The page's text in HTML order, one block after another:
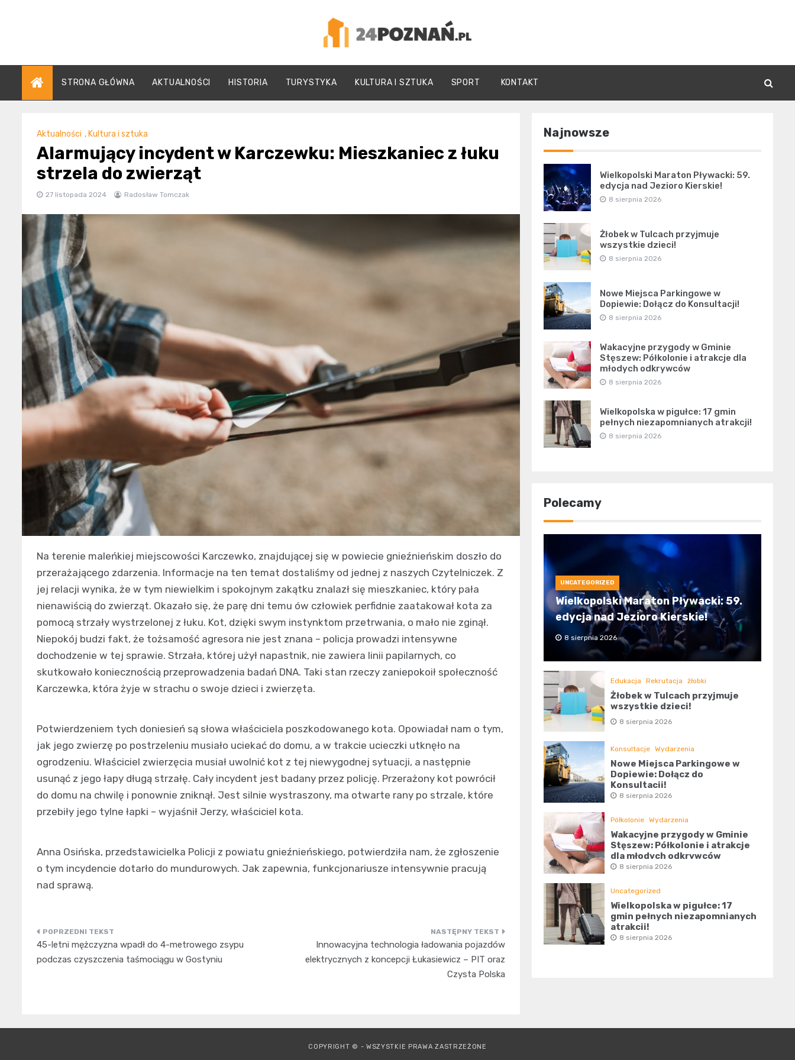
24Poznań.pl
STRONA GŁÓWNA AKTUALNOŚCI HISTORIA TURYSTYKA KULTURA I SZTUKA SPORT KONTAKT
Aktualności , Kultura i sztuka
Alarmujący incydent w Karczewku: Mieszkaniec z łuku
strzela do zwierząt
27 listopada 2024 Radosław Tomczak
Na terenie maleńkiej miejscowości Karczewko, znajdującej się w powiecie gnieźnieńskim doszło do
przerażającego zdarzenia. Informacje na ten temat dostaliśmy od jednej z naszych Czytelniczek. Z
jej relacji wynika, że w tym niewielkim i spokojnym zakątku znalazł się mieszkaniec, który pała
nienawiścią do zwierząt. Okazało się, że parę dni temu ów człowiek perfidnie zaatakował kota za
pomocą strzały wystrzelonej z łuku. Kot, dzięki swym instynktom przetrwania, o mało nie zginął.
Niepokój budzi fakt, że tożsamość agresora nie jest znana – policja prowadzi intensywne
dochodzenie w tej sprawie. Strzała, której użył napastnik, nie zawiera linii papilarnych, co
skutkowało koniecznością przeprowadzenia badań DNA. Taki stan rzeczy zaniepokoił społeczność
Karczewka, która żyje w strachu o swoje dzieci i zwierzęta.
Potwierdzeniem tych doniesień są słowa właściciela poszkodowanego kota. Opowiadał nam o tym,
jak jego zwierzę po postrzeleniu musiało uciekać do domu, a w trakcie ucieczki utknęło na
ogrodzeniu. Właściciel zwierzęcia musiał uwolnić kot z tej niewygodnej sytuacji, a następnie
usunąć z jego łapy długą strzałę. Cały incydent jest badany przez policję. Przerażony kot powrócił
do domu na chwilę i ponownie zniknął. Jest silnie wystraszony, ma otwarte rany po strzale, które
przebiły jego tylne łapki – wyjaśnił Jerzy, właściciel kota.
Anna Osińska, przedstawicielka Policji z powiatu gnieźnieńskiego, potwierdziła nam, że zgłoszenie
o tym incydencie dotarło do mundurowych. Jak zapewnia, funkcjonariusze intensywnie pracują
nad sprawą.
Nawigacja
wpisu
45-letni mężczyzna wpadł do 4-metrowego zsypu
podczas czyszczenia taśmociągu w Gostyniu
Innowacyjna technologia ładowania pojazdów
elektrycznych z koncepcji Łukasiewicz – PIT oraz
Czysta Polska
Najnowsze
Wielkopolski Maraton Pływacki: 59.
edycja nad Jezioro Kierskie!
8 sierpnia 2026
Żłobek w Tulcach przyjmuje
wszystkie dzieci!
8 sierpnia 2026
Nowe Miejsca Parkingowe w
Dopiewie: Dołącz do Konsultacji!
8 sierpnia 2026
Wakacyjne przygody w Gminie
Stęszew: Półkolonie i atrakcje dla
młodych odkrywców
8 sierpnia 2026
Wielkopolska w pigułce: 17 gmin
pełnych niezapomnianych atrakcji!
8 sierpnia 2026
Polecamy
UNCATEGORIZED
Wielkopolski Maraton Pływacki: 59.
edycja nad Jezioro Kierskie!
8 sierpnia 2026
Edukacja Rekrutacja żłobki
Żłobek w Tulcach przyjmuje
wszystkie dzieci!
8 sierpnia 2026
Konsultacje Wydarzenia
Nowe Miejsca Parkingowe w
Dopiewie: Dołącz do
Konsultacji!
8 sierpnia 2026
Półkolonie Wydarzenia
Wakacyjne przygody w Gminie
Stęszew: Półkolonie i atrakcje
dla młodych odkrywców
8 sierpnia 2026
Uncategorized
Wielkopolska w pigułce: 17
gmin pełnych niezapomnianych
atrakcji!
8 sierpnia 2026
COPYRIGHT © - WSZYSTKIE PRAWA ZASTRZEŻONE